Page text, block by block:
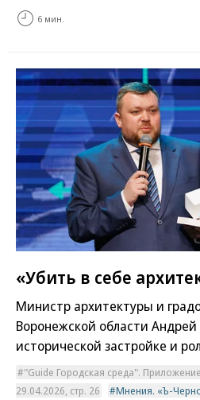
6 мин.
«Убить в себе
Министр архитектуры и
Воронежской области Андрей
исторической застройке и
"Guide Городская среда".
29.04.2026, стр. 26
Мнения. «Ъ-